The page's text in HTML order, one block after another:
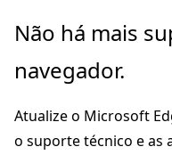
Pular
o
principal
Não há mais
navegador.
Atualize o Microsoft
o suporte técnico e as